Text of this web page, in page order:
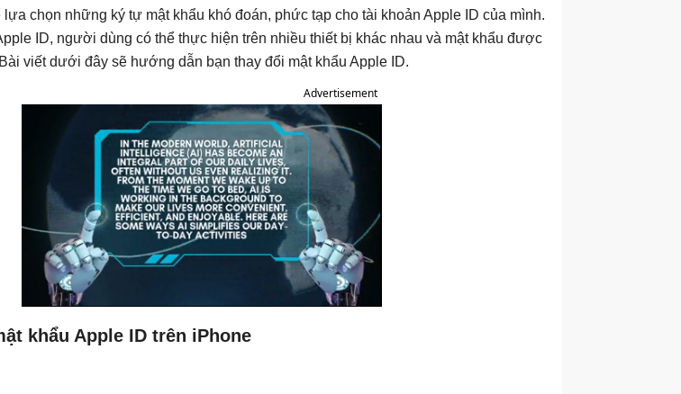
chọn những ký tự mật khẩu khó đoán, phức tạp cho tài khoản Apple ID của mình.
ID, người dùng có thể thực hiện trên nhiều thiết bị khác nhau và mật khẩu được
viết dưới đây sẽ hướng dẫn bạn thay đổi mật khẩu Apple ID.
Advertisement
khẩu Apple ID trên iPhone